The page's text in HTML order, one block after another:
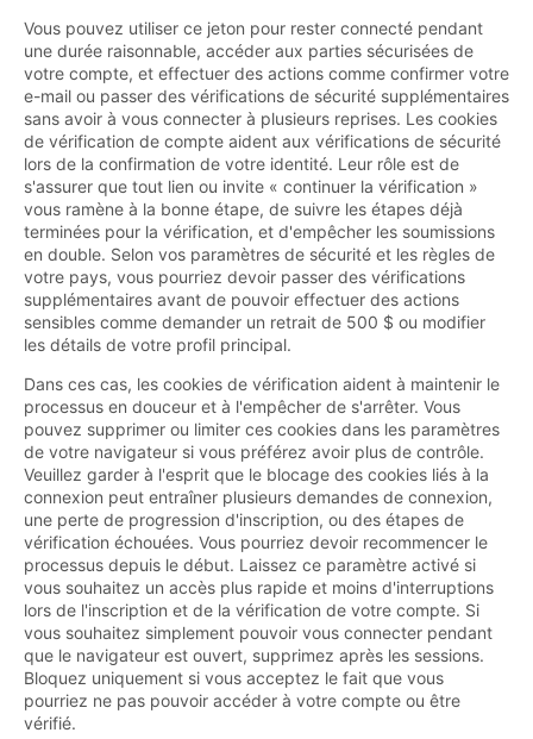
Vous pouvez utiliser ce jeton pour rester connecté pendant
une durée raisonnable, accéder aux parties sécurisées de
votre compte, et effectuer des actions comme confirmer votre
e-mail ou passer des vérifications de sécurité supplémentaires
sans avoir à vous connecter à plusieurs reprises. Les cookies
de vérification de compte aident aux vérifications de sécurité
lors de la confirmation de votre identité. Leur rôle est de
s'assurer que tout lien ou invite « continuer la vérification »
vous ramène à la bonne étape, de suivre les étapes déjà
terminées pour la vérification, et d'empêcher les soumissions
en double. Selon vos paramètres de sécurité et les règles de
votre pays, vous pourriez devoir passer des vérifications
supplémentaires avant de pouvoir effectuer des actions
sensibles comme demander un retrait de 500 $ ou modifier
les détails de votre profil principal.
Dans ces cas, les cookies de vérification aident à maintenir le
processus en douceur et à l'empêcher de s'arrêter. Vous
pouvez supprimer ou limiter ces cookies dans les paramètres
de votre navigateur si vous préférez avoir plus de contrôle.
Veuillez garder à l'esprit que le blocage des cookies liés à la
connexion peut entraîner plusieurs demandes de connexion,
une perte de progression d'inscription, ou des étapes de
vérification échouées. Vous pourriez devoir recommencer le
processus depuis le début. Laissez ce paramètre activé si
vous souhaitez un accès plus rapide et moins d'interruptions
lors de l'inscription et de la vérification de votre compte. Si
vous souhaitez simplement pouvoir vous connecter pendant
que le navigateur est ouvert, supprimez après les sessions.
Bloquez uniquement si vous acceptez le fait que vous
pourriez ne pas pouvoir accéder à votre compte ou être
vérifié.